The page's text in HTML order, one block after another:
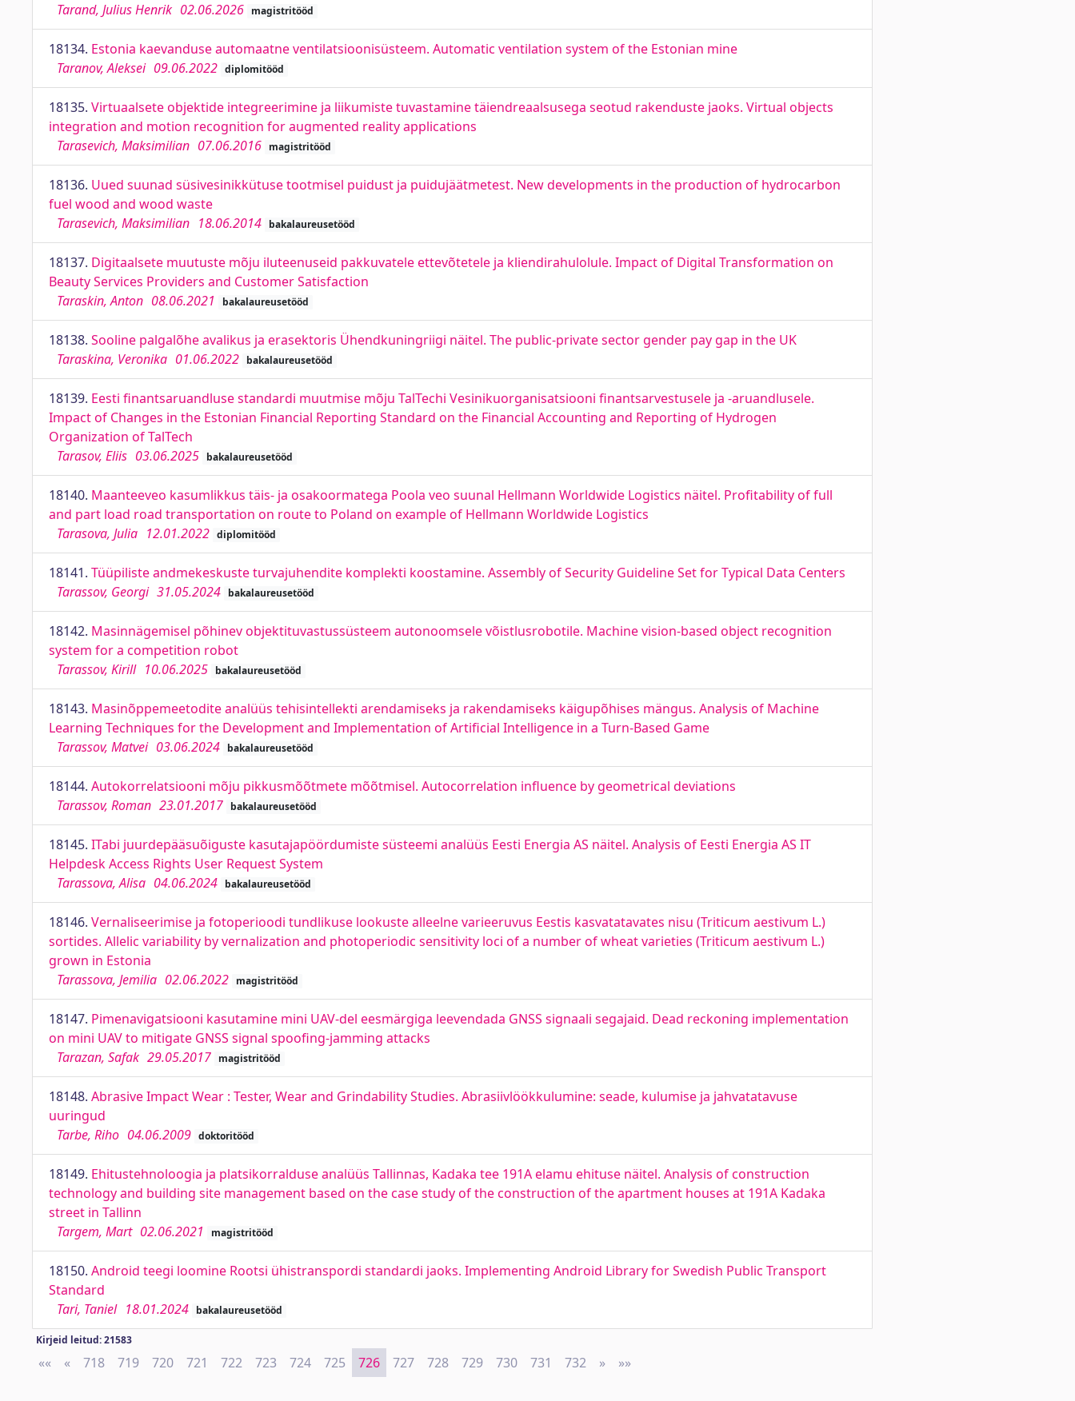
Tarand, Julius Henrik 02.06.2026 magistritööd
18134. Estonia kaevanduse automaatne ventilatsioonisüsteem. Automatic ventilation system of the Estonian mine
Taranov, Aleksei 09.06.2022 diplomitööd
18135. Virtuaalsete objektide integreerimine ja liikumiste tuvastamine täiendreaalsusega seotud rakenduste jaoks. Virtual objects
integration and motion recognition for augmented reality applications
Tarasevich, Maksimilian 07.06.2016 magistritööd
18136. Uued suunad süsivesinikkütuse tootmisel puidust ja puidujäätmetest. New developments in the production of hydrocarbon
fuel wood and wood waste
Tarasevich, Maksimilian 18.06.2014 bakalaureusetööd
18137. Digitaalsete muutuste mõju iluteenuseid pakkuvatele ettevõtetele ja kliendirahulolule. Impact of Digital Transformation on
Beauty Services Providers and Customer Satisfaction
Taraskin, Anton 08.06.2021 bakalaureusetööd
18138. Sooline palgalõhe avalikus ja erasektoris Ühendkuningriigi näitel. The public-private sector gender pay gap in the UK
Taraskina, Veronika 01.06.2022 bakalaureusetööd
18139. Eesti finantsaruandluse standardi muutmise mõju TalTechi Vesinikuorganisatsiooni finantsarvestusele ja -aruandlusele.
Impact of Changes in the Estonian Financial Reporting Standard on the Financial Accounting and Reporting of Hydrogen
Organization of TalTech
Tarasov, Eliis 03.06.2025 bakalaureusetööd
18140. Maanteeveo kasumlikkus täis- ja osakoormatega Poola veo suunal Hellmann Worldwide Logistics näitel. Profitability of full
and part load road transportation on route to Poland on example of Hellmann Worldwide Logistics
Tarasova, Julia 12.01.2022 diplomitööd
18141. Tüüpiliste andmekeskuste turvajuhendite komplekti koostamine. Assembly of Security Guideline Set for Typical Data Centers
Tarassov, Georgi 31.05.2024 bakalaureusetööd
18142. Masinnägemisel põhinev objektituvastussüsteem autonoomsele võistlusrobotile. Machine vision-based object recognition
system for a competition robot
Tarassov, Kirill 10.06.2025 bakalaureusetööd
18143. Masinõppemeetodite analüüs tehisintellekti arendamiseks ja rakendamiseks käigupõhises mängus. Analysis of Machine
Learning Techniques for the Development and Implementation of Artificial Intelligence in a Turn-Based Game
Tarassov, Matvei 03.06.2024 bakalaureusetööd
18144. Autokorrelatsiooni mõju pikkusmõõtmete mõõtmisel. Autocorrelation influence by geometrical deviations
Tarassov, Roman 23.01.2017 bakalaureusetööd
18145. ITabi juurdepääsuõiguste kasutajapöördumiste süsteemi analüüs Eesti Energia AS näitel. Analysis of Eesti Energia AS IT
Helpdesk Access Rights User Request System
Tarassova, Alisa 04.06.2024 bakalaureusetööd
18146. Vernaliseerimise ja fotoperioodi tundlikuse lookuste alleelne varieeruvus Eestis kasvatatavates nisu (Triticum aestivum L.)
sortides. Allelic variability by vernalization and photoperiodic sensitivity loci of a number of wheat varieties (Triticum aestivum L.)
grown in Estonia
Tarassova, Jemilia 02.06.2022 magistritööd
18147. Pimenavigatsiooni kasutamine mini UAV-del eesmärgiga leevendada GNSS signaali segajaid. Dead reckoning implementation
on mini UAV to mitigate GNSS signal spoofing-jamming attacks
Tarazan, Safak 29.05.2017 magistritööd
18148. Abrasive Impact Wear : Tester, Wear and Grindability Studies. Abrasiivlöökkulumine: seade, kulumise ja jahvatatavuse
uuringud
Tarbe, Riho 04.06.2009 doktoritööd
18149. Ehitustehnoloogia ja platsikorralduse analüüs Tallinnas, Kadaka tee 191A elamu ehituse näitel. Analysis of construction
technology and building site management based on the case study of the construction of the apartment houses at 191A Kadaka
street in Tallinn
Targem, Mart 02.06.2021 magistritööd
18150. Android teegi loomine Rootsi ühistranspordi standardi jaoks. Implementing Android Library for Swedish Public Transport
Standard
Tari, Taniel 18.01.2024 bakalaureusetööd
Kirjeid leitud: 21583
«« First
« Previous
718 719 720 721 722 723 724 725 726 727 728 729 730 731 732 » Next
»»